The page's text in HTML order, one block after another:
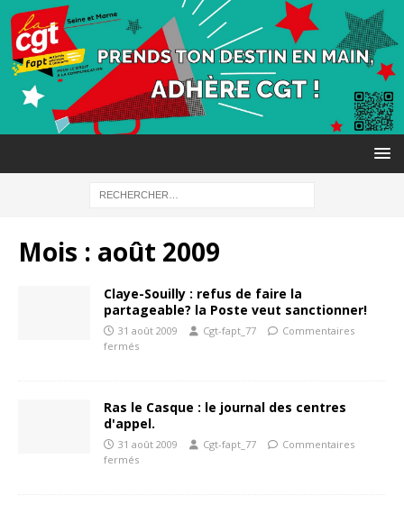
Mois : août 2009
Claye-Souilly : refus de faire la
partageable? la Poste veut sanctionner!
31 août 2009 Cgt-fapt_77
Commentaires
fermés
Ras le Casque : le journal des centres
d'appel.
31 août 2009 Cgt-fapt_77
Commentaires
fermés